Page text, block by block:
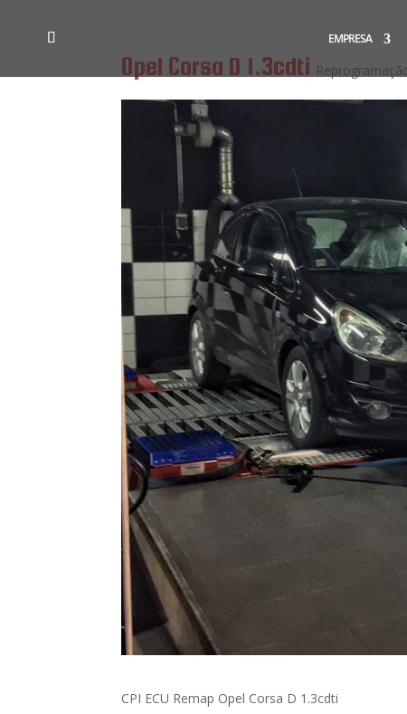
EMPRESA
Opel Corsa D 1.3cdti
CPI ECU Remap Opel Corsa D 1.3cdti